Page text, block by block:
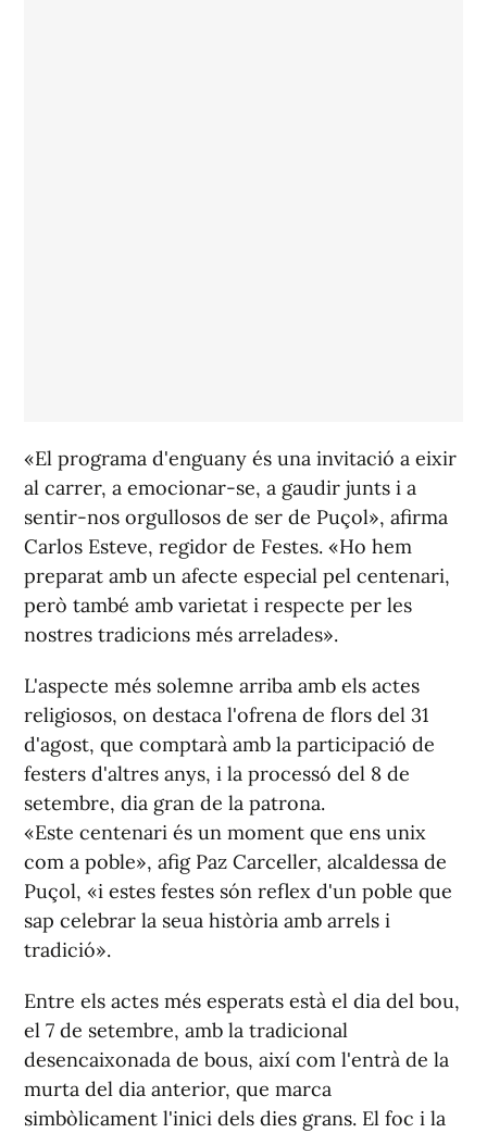
«El programa d'enguany és una invitació a eixir
al carrer, a emocionar-se, a gaudir junts i a
sentir-nos orgullosos de ser de Puçol», afirma
Carlos Esteve, regidor de Festes. «Ho hem
preparat amb un afecte especial pel centenari,
però també amb varietat i respecte per les
nostres tradicions més arrelades».
L'aspecte més solemne arriba amb els actes
religiosos, on destaca l'ofrena de flors del 31
d'agost, que comptarà amb la participació de
festers d'altres anys, i la processó del 8 de
setembre, dia gran de la patrona.
«Este centenari és un moment que ens unix
com a poble», afig Paz Carceller, alcaldessa de
Puçol, «i estes festes són reflex d'un poble que
sap celebrar la seua història amb arrels i
tradició».
Entre els actes més esperats està el dia del bou,
el 7 de setembre, amb la tradicional
desencaixonada de bous, així com l'entrà de la
murta del dia anterior, que marca
simbòlicament l'inici dels dies grans. El foc i la